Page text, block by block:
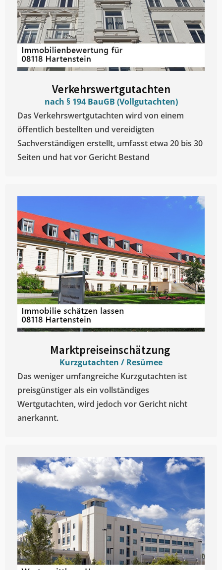
Verkehrswertgutachten
nach § 194 BauGB (Vollgutachten)
Das Verkehrswertgutachten wird von einem
öffentlich bestellten und vereidigten
Sachverständigen erstellt, umfasst etwa 20 bis 30
Seiten und hat vor Gericht Bestand
Marktpreiseinschätzung ​
Kurzgutachten / Resümee
Das weniger umfangreiche Kurzgutachten ist
preisgünstiger als ein vollständiges
Wertgutachten, wird jedoch vor Gericht nicht
anerkannt.